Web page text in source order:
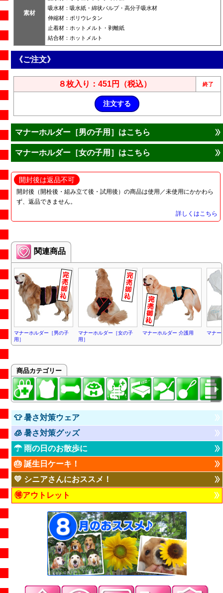
素材
吸水材：吸水紙・綿状パルプ・高分子吸水材
伸縮材：ポリウレタン
止着材：ホットメルト・剥離紙
結合材：ホットメルト
《ご注文》
８枚入り：451円（税込） 終了
マナーホルダー［男の子用］はこちら
マナーホルダー［女の子用］はこちら
開封後は返品不可
開封後（開栓後・組み立て後・試用後）の商品は使用／未使用にかかわら
ず、返品できません。
詳しくはこちら
関連商品
マナーホルダー［男の子
用］
マナーホルダー［女の子
用］
マナーホルダー 介護用 マナー
商品カテゴリー
👕 暑さ対策ウェア
🧊 暑さ対策グッズ
☂ 雨の日のお散歩に
🎂 誕生日ケーキ！
💛 シニアさんにおススメ！
🉐アウトレット